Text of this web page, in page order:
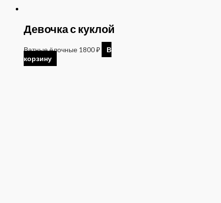
Девочка с куклой
Ватные ёлочные 1800₽
В
корзину